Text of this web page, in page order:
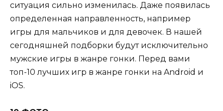
ситуация сильно изменилась. Даже появилась
определенная направленность, например
игры для мальчиков и для девочек. В нашей
сегодняшней подборки будут исключительно
мужские игры в жанре гонки. Перед вами
топ-10 лучших игр в жанре гонки на Android и
iOS.